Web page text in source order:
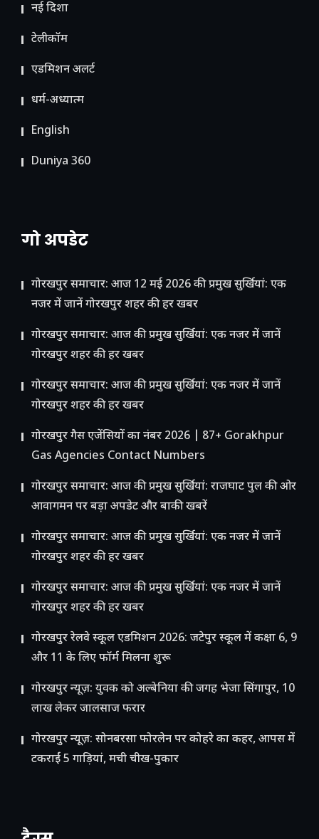
नई दिशा
टेलीकॉम
ए​डमिशन अलर्ट
धर्म-अध्यात्म
English
Duniya 360
गो अपडेट
गोरखपुर समाचार: आज 12 मई 2026 की प्रमुख सुर्खियां: एक
नजर में जानें गोरखपुर शहर की हर खबर
गोरखपुर समाचार: आज की प्रमुख सुर्खियां: एक नजर में जानें
गोरखपुर शहर की हर खबर
गोरखपुर समाचार: आज की प्रमुख सुर्खियां: एक नजर में जानें
गोरखपुर शहर की हर खबर
गोरखपुर गैस एजेंसियों का नंबर 2026 | 87+ Gorakhpur
Gas Agencies Contact Numbers
गोरखपुर समाचार: आज की प्रमुख सुर्खियां: राजघाट पुल की ओर
आवागमन पर बड़ा अपडेट और बाकी खबरें
गोरखपुर समाचार: आज की प्रमुख सुर्खियां: एक नजर में जानें
गोरखपुर शहर की हर खबर
गोरखपुर समाचार: आज की प्रमुख सुर्खियां: एक नजर में जानें
गोरखपुर शहर की हर खबर
गोरखपुर रेलवे स्कूल एडमिशन 2026: जटेपुर स्कूल में कक्षा 6, 9
और 11 के लिए फॉर्म मिलना शुरू
गोरखपुर न्यूज़: युवक को अल्बेनिया की जगह भेजा सिंगापुर, 10
लाख लेकर जालसाज फरार
गोरखपुर न्यूज़: सोनबरसा फोरलेन पर कोहरे का कहर, आपस में
टकराईं 5 गाड़ियां, मची चीख-पुकार